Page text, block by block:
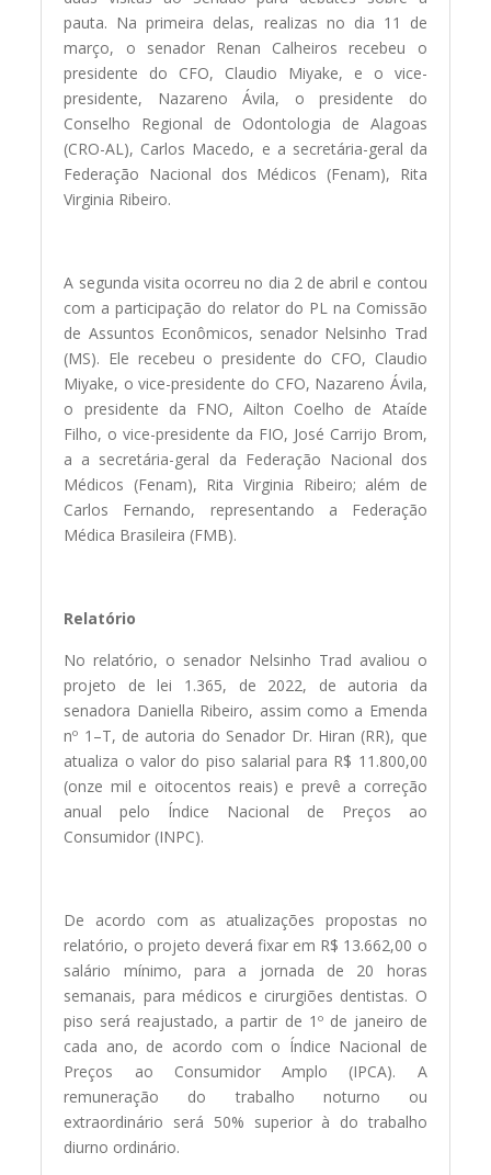
pauta. Na primeira delas, realizas no dia 11 de
março, o senador Renan Calheiros recebeu o
presidente do CFO, Claudio Miyake, e o vice-
presidente, Nazareno Ávila, o presidente do
Conselho Regional de Odontologia de Alagoas
(CRO-AL), Carlos Macedo, e a secretária-geral da
Federação Nacional dos Médicos (Fenam), Rita
Virginia Ribeiro.
A segunda visita ocorreu no dia 2 de abril e contou
com a participação do relator do PL na Comissão
de Assuntos Econômicos, senador Nelsinho Trad
(MS). Ele recebeu o presidente do CFO, Claudio
Miyake, o vice-presidente do CFO, Nazareno Ávila,
o presidente da FNO, Ailton Coelho de Ataíde
Filho, o vice-presidente da FIO, José Carrijo Brom,
a a secretária-geral da Federação Nacional dos
Médicos (Fenam), Rita Virginia Ribeiro; além de
Carlos Fernando, representando a Federação
Médica Brasileira (FMB).
Relatório
No relatório, o senador Nelsinho Trad avaliou o
projeto de lei 1.365, de 2022, de autoria da
senadora Daniella Ribeiro, assim como a Emenda
nº 1–T, de autoria do Senador Dr. Hiran (RR), que
atualiza o valor do piso salarial para R$ 11.800,00
(onze mil e oitocentos reais) e prevê a correção
anual pelo Índice Nacional de Preços ao
Consumidor (INPC).
De acordo com as atualizações propostas no
relatório, o projeto deverá fixar em R$ 13.662,00 o
salário mínimo, para a jornada de 20 horas
semanais, para médicos e cirurgiões dentistas. O
piso será reajustado, a partir de 1º de janeiro de
cada ano, de acordo com o Índice Nacional de
Preços ao Consumidor Amplo (IPCA). A
remuneração do trabalho noturno ou
extraordinário será 50% superior à do trabalho
diurno ordinário.